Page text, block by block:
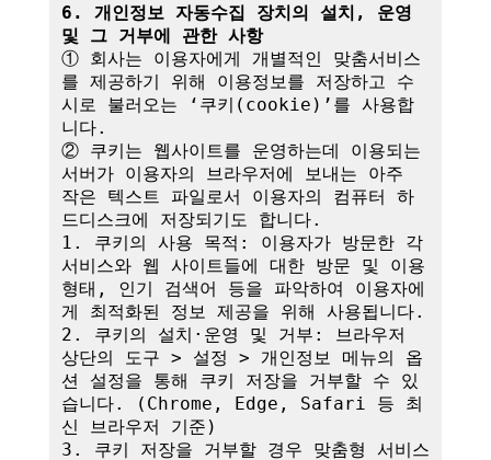
6. 개인정보 자동수집 장치의 설치, 운영
및 그 거부에 관한 사항
① 회사는 이용자에게 개별적인 맞춤서비스
를 제공하기 위해 이용정보를 저장하고 수
시로 불러오는 ‘쿠키(cookie)’를 사용합
니다.
② 쿠키는 웹사이트를 운영하는데 이용되는
서버가 이용자의 브라우저에 보내는 아주
작은 텍스트 파일로서 이용자의 컴퓨터 하
드디스크에 저장되기도 합니다.
1. 쿠키의 사용 목적: 이용자가 방문한 각
서비스와 웹 사이트들에 대한 방문 및 이용
형태, 인기 검색어 등을 파악하여 이용자에
게 최적화된 정보 제공을 위해 사용됩니다.
2. 쿠키의 설치·운영 및 거부: 브라우저
상단의 도구 > 설정 > 개인정보 메뉴의 옵
션 설정을 통해 쿠키 저장을 거부할 수 있
습니다. (Chrome, Edge, Safari 등 최
신 브라우저 기준)
3. 쿠키 저장을 거부할 경우 맞춤형 서비스